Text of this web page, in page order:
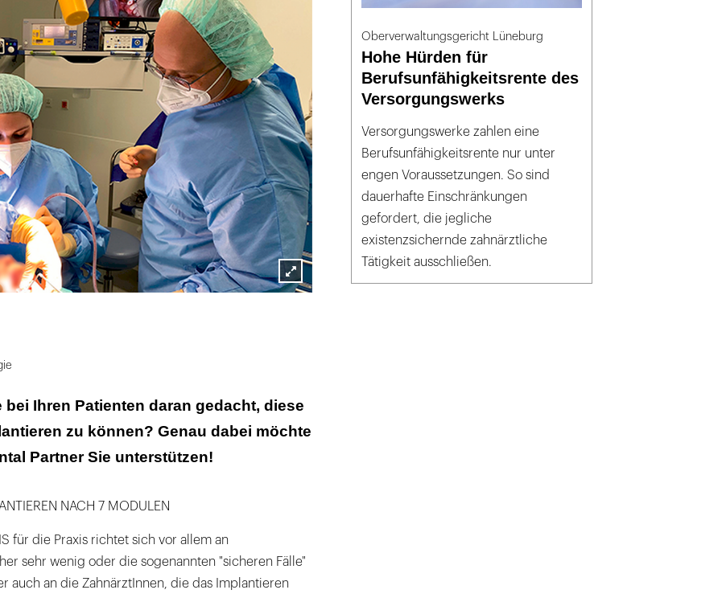
Lightbox
bei Ihren Patienten daran gedacht, diese
zu können? Genau dabei möchte
Partner Sie unterstützen!
NACH 7 MODULEN
für die Praxis richtet sich vor allem an
sehr wenig oder die sogenannten "sicheren Fälle"
auch an die ZahnärztInnen, die das Implantieren
Oberverwaltungsgericht Lüneburg
Hohe Hürden für
Berufsunfähigkeitsrente des
Versorgungswerks
Versorgungswerke zahlen eine
Berufsunfähigkeitsrente nur unter
engen Voraussetzungen. So sind
dauerhafte Einschränkungen
gefordert, die jegliche
existenzsichernde zahnärztliche
Tätigkeit ausschließen.